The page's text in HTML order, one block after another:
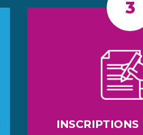
INSCRIPTIONS